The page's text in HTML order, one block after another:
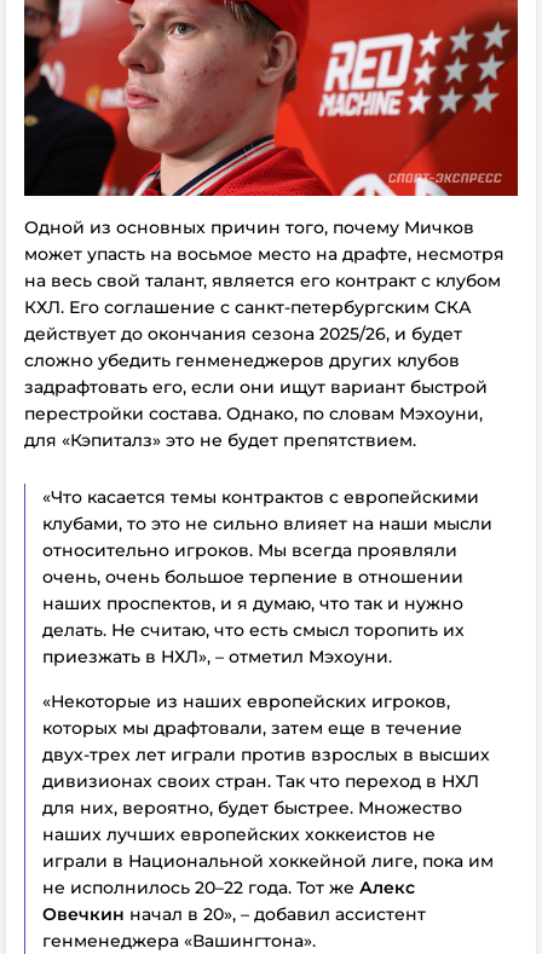
Одной из основных причин того, почему Мичков
может упасть на восьмое место на драфте, несмотря
на весь свой талант, является его контракт с клубом
КХЛ. Его соглашение с санкт-петербургским СКА
действует до окончания сезона 2025/26, и будет
сложно убедить генменеджеров других клубов
задрафтовать его, если они ищут вариант быстрой
перестройки состава. Однако, по словам Мэхоуни,
для «Кэпиталз» это не будет препятствием.
«Что касается темы контрактов с европейскими
клубами, то это не сильно влияет на наши мысли
относительно игроков. Мы всегда проявляли
очень, очень большое терпение в отношении
наших проспектов, и я думаю, что так и нужно
делать. Не считаю, что есть смысл торопить их
приезжать в НХЛ», – отметил Мэхоуни.
«Некоторые из наших европейских игроков,
которых мы драфтовали, затем еще в течение
двух-трех лет играли против взрослых в высших
дивизионах своих стран. Так что переход в НХЛ
для них, вероятно, будет быстрее. Множество
наших лучших европейских хоккеистов не
играли в Национальной хоккейной лиге, пока им
не исполнилось 20–22 года. Тот же Алекс
Овечкин начал в 20», – добавил ассистент
генменеджера «Вашингтона».